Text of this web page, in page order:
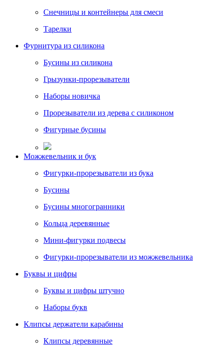
Снечницы и контейнеры для смеси
Тарелки
Фурнитура из силикона
Бусины из силикона
Грызунки-прорезыватели
Наборы новичка
Прорезыватели из дерева с силиконом
Фигурные бусины
Можжевельник и бук
Фигурки-прорезыватели из бука
Бусины
Бусины многогранники
Кольца деревянные
Мини-фигурки подвесы
Фигурки-прорезыватели из можжевельника
Буквы и цифры
Буквы и цифры штучно
Наборы букв
Клипсы держатели карабины
Клипсы деревянные